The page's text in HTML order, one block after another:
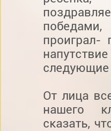
проиграл-
От лица
нашего
сказать,